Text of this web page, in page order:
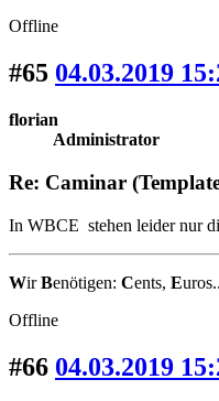
Offline
#65 04.03.2019
florian
Administrator
Re: Caminar
In WBCE stehen leider nur
WirBenötigen: Cents, E
Offline
#66 04.03.2019